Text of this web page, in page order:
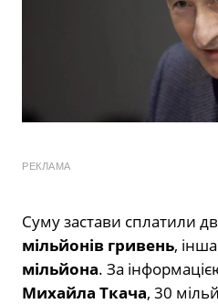
РЕКЛАМА
Суму застави сплатили
мільйонів гривень,
мільйона. За
Михайла Ткача, 30